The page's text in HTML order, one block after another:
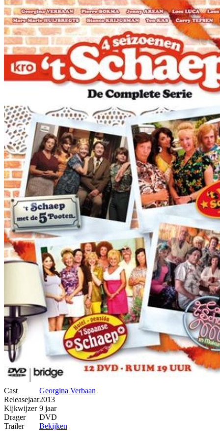
Cast
Georgina Verbaan
Releasejaar2013
Kijkwijzer 9 jaar
Drager
DVD
Trailer
Bekijken